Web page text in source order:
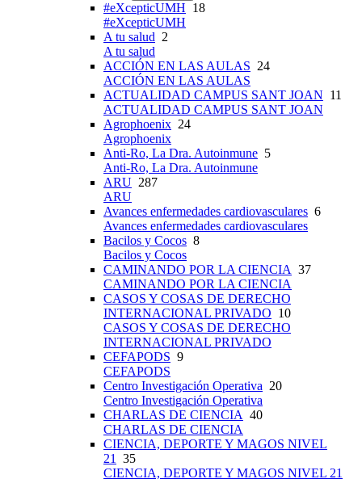
#eXcepticUMH 18
#eXcepticUMH
A tu salud 2
A tu salud
ACCIÓN EN LAS AULAS 24
ACCIÓN EN LAS AULAS
ACTUALIDAD CAMPUS SANT JOAN 11
ACTUALIDAD CAMPUS SANT JOAN
Agrophoenix 24
Agrophoenix
Anti-Ro, La Dra. Autoinmune 5
Anti-Ro, La Dra. Autoinmune
ARU 287
ARU
Avances enfermedades cardiovasculares 6
Avances enfermedades cardiovasculares
Bacilos y Cocos 8
Bacilos y Cocos
CAMINANDO POR LA CIENCIA 37
CAMINANDO POR LA CIENCIA
CASOS Y COSAS DE DERECHO
INTERNACIONAL PRIVADO 10
CASOS Y COSAS DE DERECHO
INTERNACIONAL PRIVADO
CEFAPODS 9
CEFAPODS
Centro Investigación Operativa 20
Centro Investigación Operativa
CHARLAS DE CIENCIA 40
CHARLAS DE CIENCIA
CIENCIA, DEPORTE Y MAGOS NIVEL
21 35
CIENCIA, DEPORTE Y MAGOS NIVEL 21